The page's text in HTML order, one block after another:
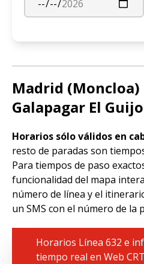
Madrid (Moncloa)
Galapagar El Guijo
Horarios sólo válidos en
resto de paradas son
Para tiempos de paso
funcionalidad del mapa
número de línea y el
un SMS con el número de la
Horarios Línea 632 e
tiempo real en Web